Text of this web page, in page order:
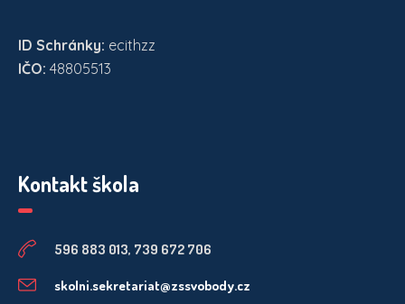
ID Schránky: ecithzz
IČO: 48805513
Kontakt škola
596 883 013, 739 672 706
skolni.sekretariat@zssvobody.cz